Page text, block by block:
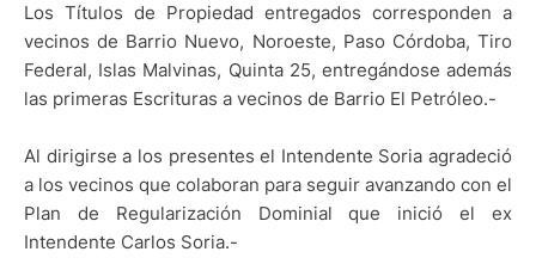
Los Títulos de Propiedad entregados corresponden a
vecinos de Barrio Nuevo, Noroeste, Paso Córdoba, Tiro
Federal, Islas Malvinas, Quinta 25, entregándose además
las primeras Escrituras a vecinos de Barrio El Petróleo.-
Al dirigirse a los presentes el Intendente Soria agradeció
a los vecinos que colaboran para seguir avanzando con el
Plan de Regularización Dominial que inició el ex
Intendente Carlos Soria.-